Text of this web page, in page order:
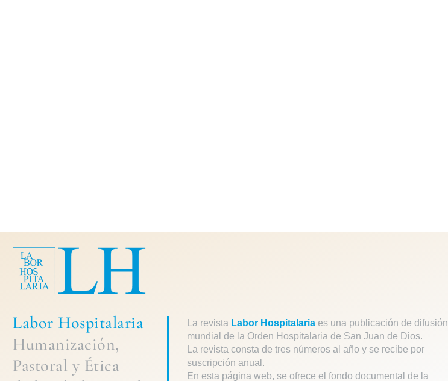
Labor Hospitalaria
Humanización,
Pastoral y Ética
La revista Labor Hospitalariaes una publicación de difusión
mundial de la Orden Hospitalaria de San Juan de Dios.
La revista consta de tres números al año y se recibe por
suscripción anual.
En esta página web, se ofrece el fondo documental de la